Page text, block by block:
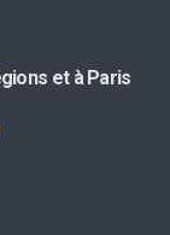
et à Paris